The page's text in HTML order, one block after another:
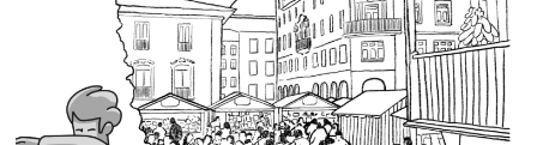
Psikolog